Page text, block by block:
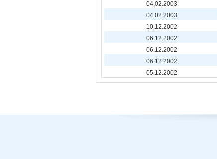
04.02.2003
04.02.2003
10.12.2002
06.12.2002
06.12.2002
06.12.2002
05.12.2002